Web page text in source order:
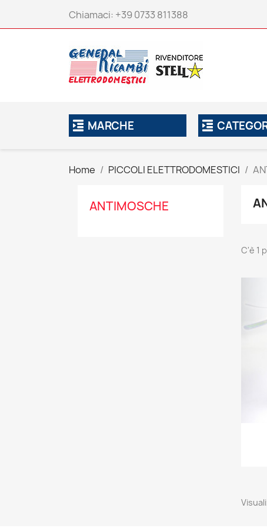
Chiamaci: +39 0733 811388
MARCHE
Home PICCOLI ELETTRODOMESTICI
ANTIMOSCHE
C'è 1